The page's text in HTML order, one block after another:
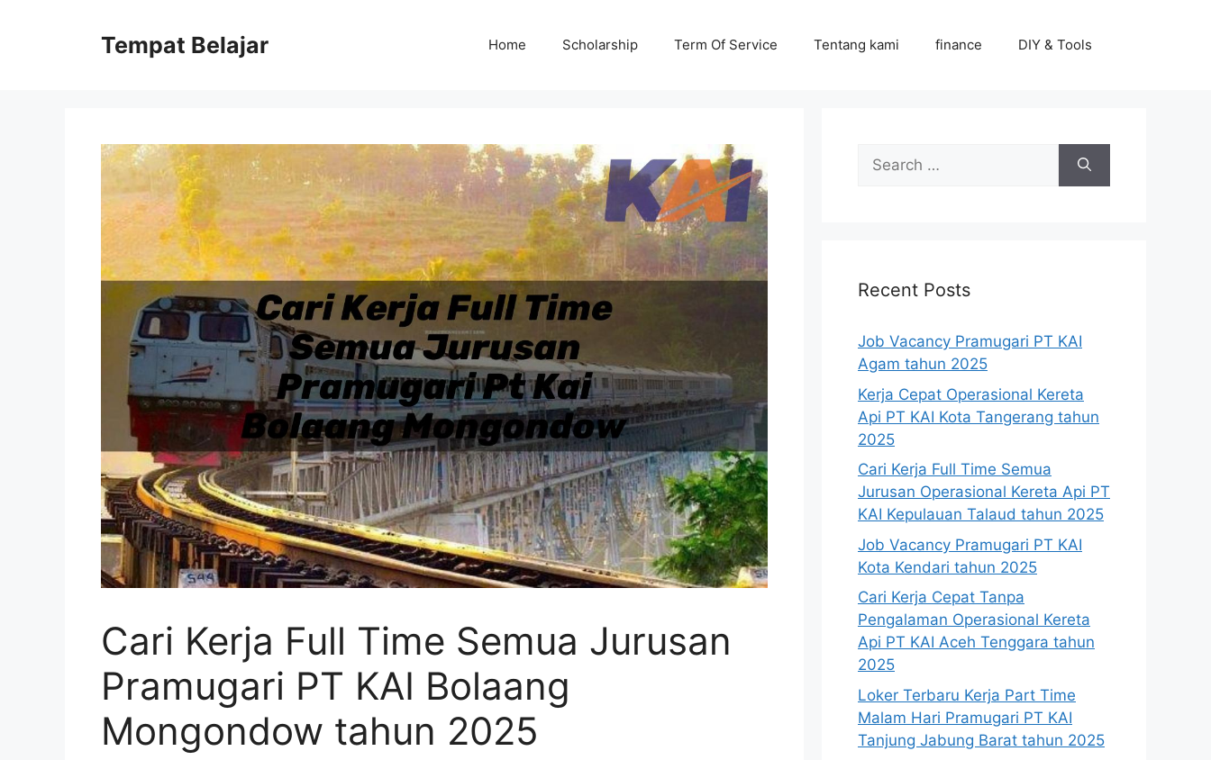
Tempat Belajar Home Scholarship Term Of Service Tentang kami finance DIY & Tools
Cari Kerja Full Time Semua Jurusan
Pramugari PT KAI Bolaang
Mongondow tahun 2025
Search
for:
Recent Posts
Job Vacancy Pramugari PT KAI
Agam tahun 2025
Kerja Cepat Operasional Kereta
Api PT KAI Kota Tangerang tahun
2025
Cari Kerja Full Time Semua
Jurusan Operasional Kereta Api PT
KAI Kepulauan Talaud tahun 2025
Job Vacancy Pramugari PT KAI
Kota Kendari tahun 2025
Cari Kerja Cepat Tanpa
Pengalaman Operasional Kereta
Api PT KAI Aceh Tenggara tahun
2025
Loker Terbaru Kerja Part Time
Malam Hari Pramugari PT KAI
Tanjung Jabung Barat tahun 2025